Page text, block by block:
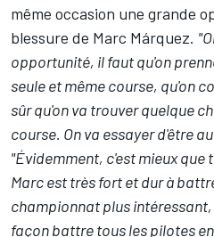
même occasion une grande
blessure de Marc Márquez.
opportunité, il faut qu'on
seule et même course, qu'on
sûr qu'on va trouver quelque
course. On va essayer d'être
"Évidemment, c'est mieux que
Marc est très fort et dur à
championnat plus
façon battre tous les pilotes